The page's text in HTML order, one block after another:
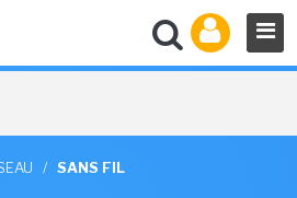
/ SANS FIL